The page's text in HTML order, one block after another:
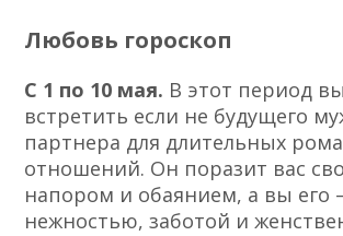
Любовь гороскоп
С 1 по 10 мая. В этот период
встретить если не будущего
партнера для длительных
отношений. Он поразит вас
напором и обаянием, а вы его
нежностью, заботой и